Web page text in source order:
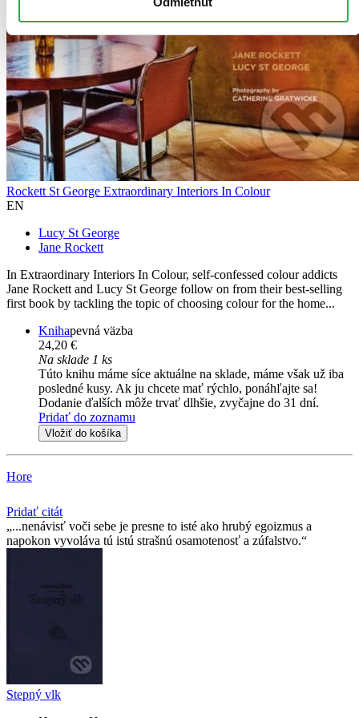
Rockett St George Extraordinary Interiors In Colour
EN
Lucy St George
Jane Rockett
In Extraordinary Interiors In Colour, self-confessed colour addicts
Jane Rockett and Lucy St George follow on from their best-selling
first book by tackling the topic of choosing colour for the home...
Knihapevná väzba
24,20 €
Na sklade 1 ks
Túto knihu máme síce aktuálne na sklade, máme však už iba
posledné kusy. Ak ju chcete mať rýchlo, ponáhľajte sa!
Dodanie ďalších môže trvať dlhšie, zvyčajne do 31 dní.
Pridať do zoznamu
Vložiť do košíka
Hore
Pridať citát
...nenávisť voči sebe je presne to isté ako hrubý egoizmus a
napokon vyvoláva tú istú strašnú osamotenosť a zúfalstvo.
Stepný vlk